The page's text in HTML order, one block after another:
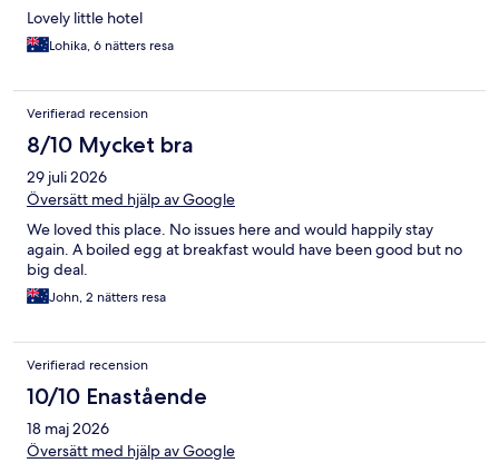
Lovely little hotel
Lohika, 6 nätters resa
Verifierad recension
8/10 Mycket bra
29 juli 2026
Översätt med hjälp av Google
We loved this place. No issues here and would happily stay
again. A boiled egg at breakfast would have been good but no
big deal.
John, 2 nätters resa
Verifierad recension
10/10 Enastående
18 maj 2026
Översätt med hjälp av Google